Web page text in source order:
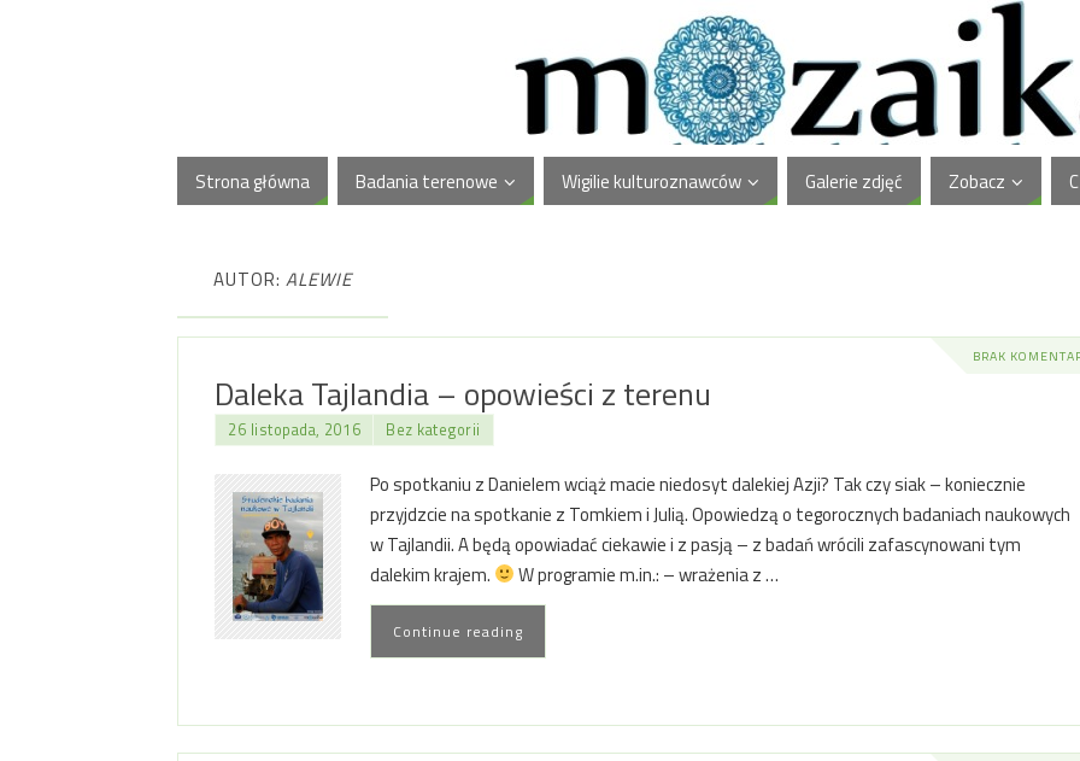
Strona główna Badania terenowe Wigilie kulturoznawców Galerie zdjęć Zobacz
AUTOR: ALEWIE
BRAK
Daleka Tajlandia – opowieści z terenu
26 listopada, 2016 Bez kategorii
Po spotkaniu z Danielem wciąż macie niedosyt dalekiej Azji? Tak czy siak – koniecznie
przyjdzcie na spotkanie z Tomkiem i Julią. Opowiedzą o tegorocznych badaniach naukowych
w Tajlandii. A będą opowiadać ciekawie i z pasją – z badań wrócili zafascynowani tym
dalekim krajem.
W programie m.in.: – wrażenia z …
Continue reading